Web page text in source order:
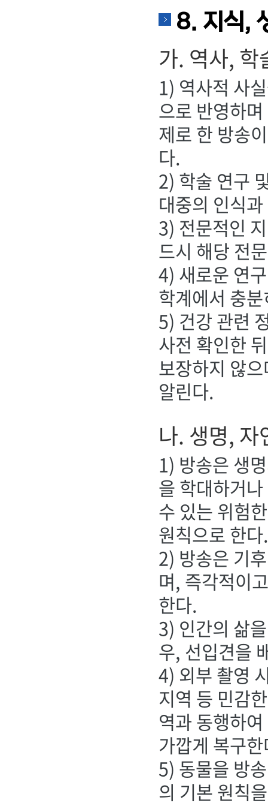
8. 지식,
가. 역사, 학
1) 역사적 사
으로 반영하
제로 한 방송
다.
2) 학술 연구
대중의 인식
3) 전문적인
드시 해당 전
4) 새로운 연
학계에서 충
5) 건강 관련
사전 확인한
보장하지 않
알린다.
나. 생명, 자
1) 방송은 생
을 학대하거
수 있는 위험
원칙으로 한다.
2) 방송은 기
며, 즉각적이
한다.
3) 인간의 삶
우, 선입견을
4) 외부 촬영
지역 등 민감
역과 동행하
가깝게 복구
5) 동물을 방
의 기본 원칙